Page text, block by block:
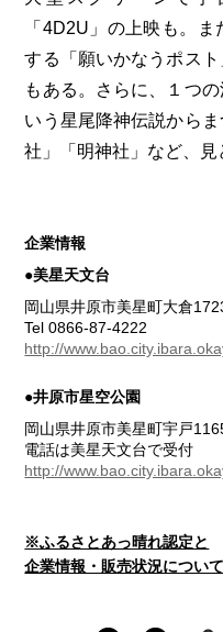
「4D2U」の上映も。
する「願いかなうポス
もある。さらに、１つ
いう星尾降神伝説から
社」「明神社」など、見
企業情報
●美星天文台
岡山県井原市美星町大倉
Tel 0866-87-4222
http://
●井原市星空公園
岡山県井原市美星町宇戸
電話は美星天文台で受付
http://
※ふるさとあっ晴れ認定と
企業情報・販売状況につい